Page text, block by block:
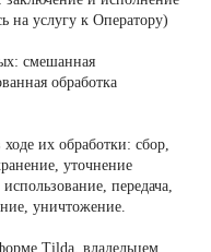
на услугу к Оператору)
смешанная
обработка
их обработки: сбор,
уточнение
передача,
уничтожение.
Tilda, владельцем